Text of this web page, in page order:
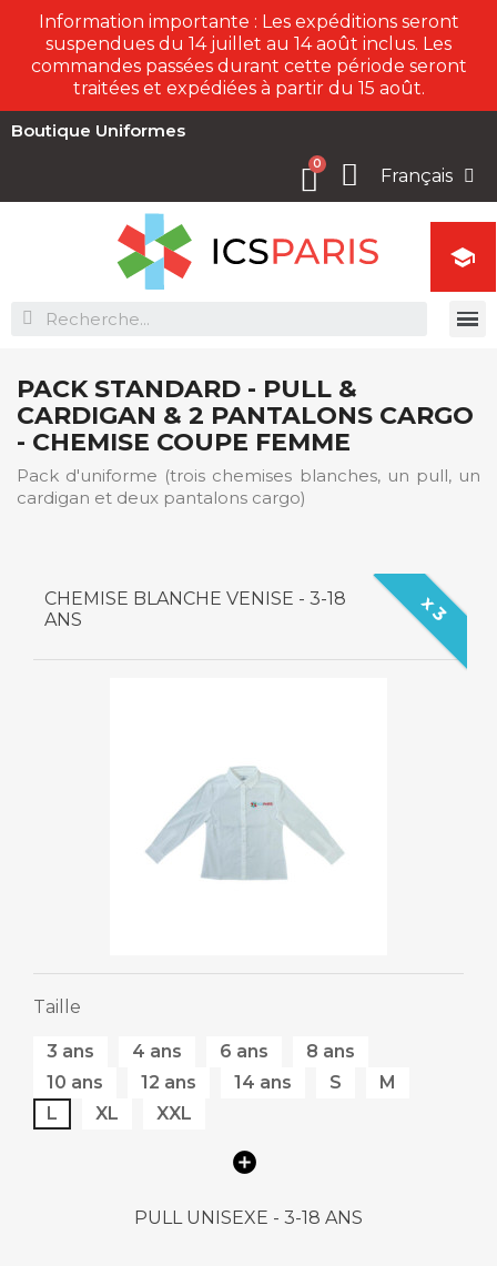
Information importante : Les expéditions seront
suspendues du 14 juillet au 14 août inclus. Les
commandes passées durant cette période seront
traitées et expédiées à partir du 15 août.
Boutique Uniformes
Français
PACK STANDARD - PULL &
CARDIGAN & 2 PANTALONS CARGO
- CHEMISE COUPE FEMME
Pack d'uniforme (trois chemises blanches, un pull, un
cardigan et deux pantalons cargo)
x 3
CHEMISE BLANCHE VENISE - 3-18
ANS
Taille
3 ans 4 ans 6 ans
8 ans
10 ans
12 ans 14 ans S
M
L
XL XXL
PULL UNISEXE - 3-18 ANS
